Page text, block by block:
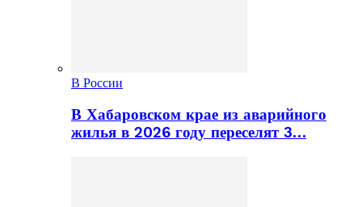
В России
В Хабаровском крае из аварийного
жилья в 2026 году переселят 3…